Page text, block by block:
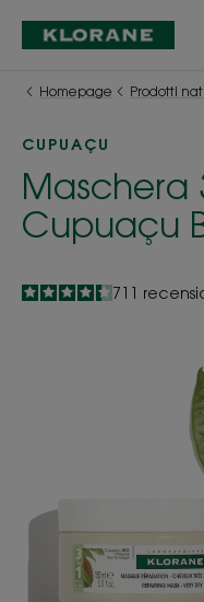
Homepage Prodotti
CUPUAÇU
Maschera
Cupuaçu
4.3
/
5
711